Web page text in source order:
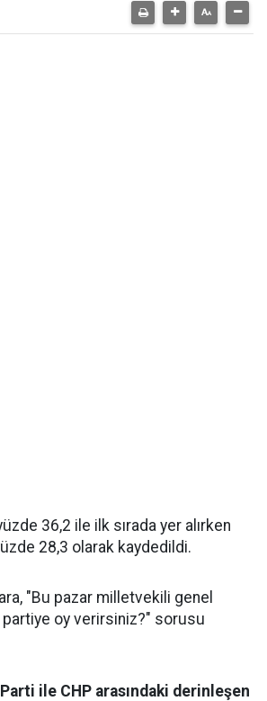
36,2 ile ilk sırada yer alırken
28,3 olarak kaydedildi.
"Bu pazar milletvekili genel
oy verirsiniz?" sorusu
ile CHP arasındaki derinleşen